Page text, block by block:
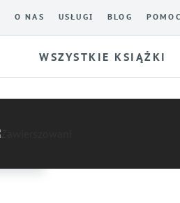
O NAS USŁUGI BLOG POMOC
WSZYSTKIE KSIĄŻKI